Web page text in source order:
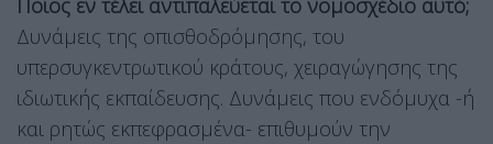
Ποιος εν τέλει αντιπαλεύεται το νομοσχέδιο αυτό;
Δυνάμεις της οπισθοδρόμησης, του
υπερσυγκεντρωτικού κράτους, χειραγώγησης της
ιδιωτικής εκπαίδευσης. Δυνάμεις που ενδόμυχα -ή
και ρητώς εκπεφρασμένα- επιθυμούν την